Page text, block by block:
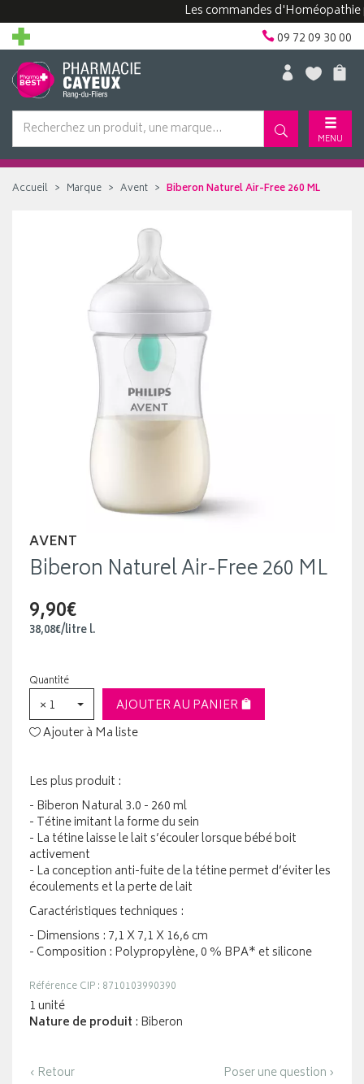
Les commandes d'Homéopathie
09 72 09 30 00
MENU
Accueil Marque Avent Biberon Naturel Air-Free 260 ML
AVENT
Biberon Naturel Air-Free 260 ML
9,90€
38,08€/litrel.
Quantité
× 1
AJOUTER AU PANIER
Ajouter à Ma liste
Les plus produit :
- Biberon Natural 3.0 - 260 ml
- Tétine imitant la forme du sein
- La tétine laisse le lait s’écouler lorsque bébé boit
activement
- La conception anti-fuite de la tétine permet d’éviter les
écoulements et la perte de lait
Caractéristiques techniques :
- Dimensions : 7,1 X 7,1 X 16,6 cm
- Composition : Polypropylène, 0 % BPA* et silicone
Référence CIP : 8710103990390
1 unité
Nature de produit : Biberon
‹ Retour Poser une question ›